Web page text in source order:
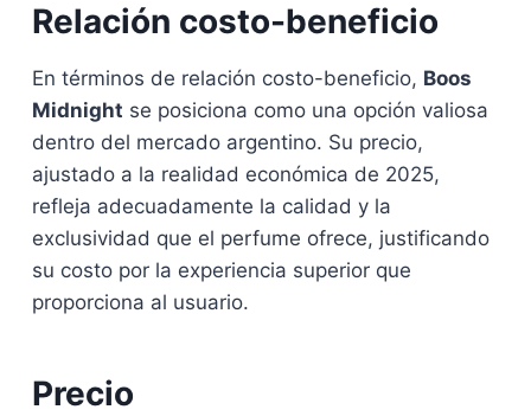
Relación costo-beneficio
En términos de relación costo-beneficio, Boos
Midnight se posiciona como una opción valiosa
dentro del mercado argentino. Su precio,
ajustado a la realidad económica de 2025,
refleja adecuadamente la calidad y la
exclusividad que el perfume ofrece, justificando
su costo por la experiencia superior que
proporciona al usuario.
Precio